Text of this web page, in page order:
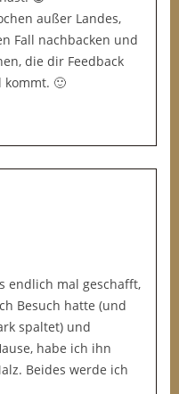
außer Landes,
Fall nachbacken und
die dir Feedback
kommt. 🙂
endlich mal geschafft,
Besuch hatte (und
spaltet) und
habe ich ihn
Beides werde ich